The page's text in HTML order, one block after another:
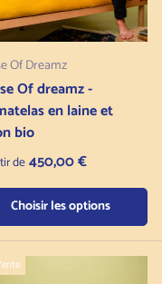
Of Dreamz
Of dreamz -
en laine et
bio
de450,00 €
Choisir les options